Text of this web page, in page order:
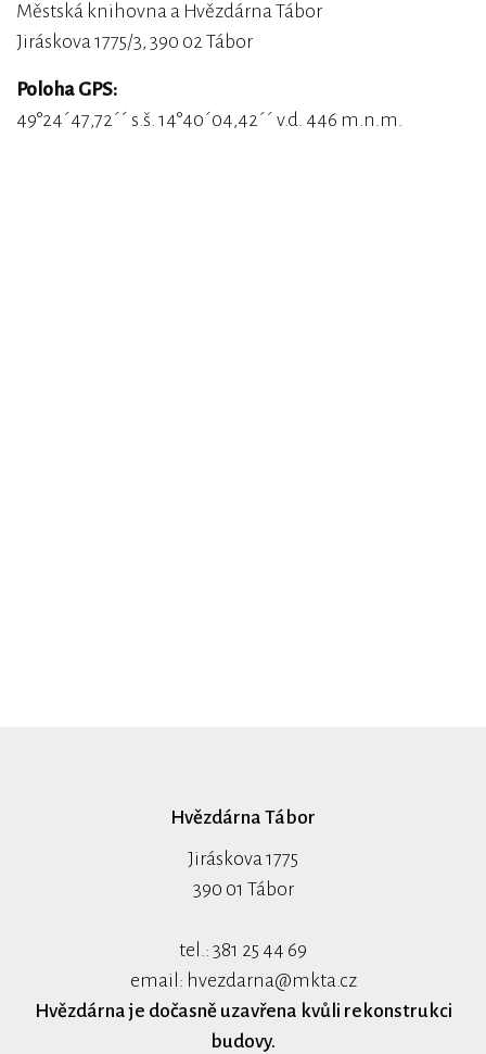
Městská knihovna a Hvězdárna Tábor
Jiráskova 1775/3, 390 02 Tábor
Poloha GPS:
49°24´47,72´´ s.š. 14°40´04,42´´ v.d. 446 m.n.m.
Hvězdárna Tábor
Jiráskova 1775
390 01 Tábor
tel.: 381 25 44 69
email: hvezdarna@mkta.cz
Hvězdárna je dočasně uzavřena kvůli rekonstrukci
budovy.